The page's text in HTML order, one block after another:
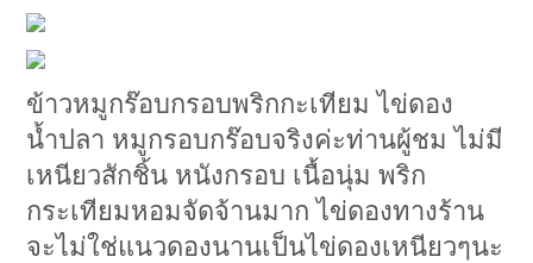
ข้าวหมูกร๊อบกรอบพริกกะเทียม ไข่ดอง
น้ำปลา หมูกรอบกร๊อบจริงค่ะท่านผู้ชม ไม่มี
เหนียวสักชิ้น หนังกรอบ เนื้อนุ่ม พริก
กระเทียมหอมจัดจ้านมาก ไข่ดองทางร้าน
จะไม่ใช่แนวดองนานเป็นไข่ดองเหนียวๆนะ